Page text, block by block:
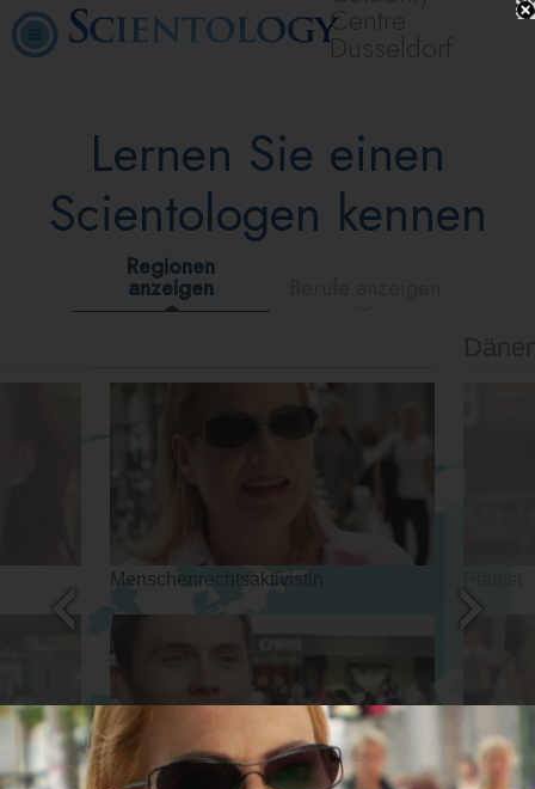
Centre
Düsseldorf
Lernen Sie einen
Scientologen kennen
Regionen
anzeigen
Menschenrechtsaktivistin